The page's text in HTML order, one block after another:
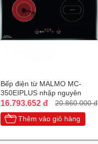
Bếp điện từ MALMO MC-
350EIPLUS nhập nguyên
chiếc Tây Ban Nha
16.793.652 đ 20.860.000 đ
Thêm vào giỏ hàng